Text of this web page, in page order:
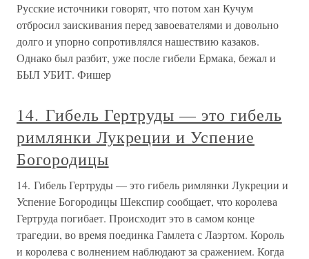
Русские источники говорят, что потом хан Кучум
отбросил заискивания перед завоевателями и довольно
долго и упорно сопротивлялся нашествию казаков.
Однако был разбит, уже после гибели Ермака, бежал и
БЫЛ УБИТ. Фишер
14. Гибель Гертруды — это гибель
римлянки Лукреции и Успение
Богородицы
14. Гибель Гертруды — это гибель римлянки Лукреции и
Успение Богородицы Шекспир сообщает, что королева
Гертруда погибает. Происходит это в самом конце
трагедии, во время поединка Гамлета с Лаэртом. Король
и королева с волнением наблюдают за сражением. Когда